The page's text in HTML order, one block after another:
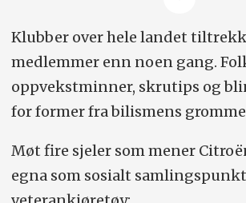
Mer enn 80.000 ordrer de
og nærmere to års ventetid
Total produksjon rundt 1,46
ID er den rimelige utgaven
enklere hydraulisk system
Klubber over hele landet
medlemmer enn noen gang.
oppvekstminner, skrutips og
for former fra bilismens
Møt fire sjeler som mener
egna som sosialt